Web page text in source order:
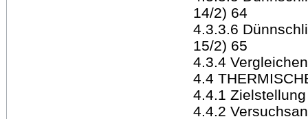
14/2) 64
4.3.3.6
15/2) 65
4.3.4
4.4
4.4.1
4.4.2